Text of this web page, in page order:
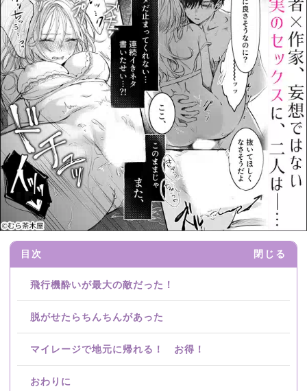
目次 閉じる
飛行機酔いが最大の敵だった！
脱がせたらちんちんがあった
マイレージで地元に帰れる！ お得！
おわりに